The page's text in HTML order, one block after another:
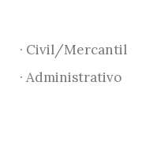
· Civil/Mercantil
· Administrativo